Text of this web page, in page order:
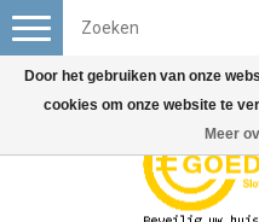
Toggle
navigation
Door het gebruiken van onze
cookies om onze website te
Meer